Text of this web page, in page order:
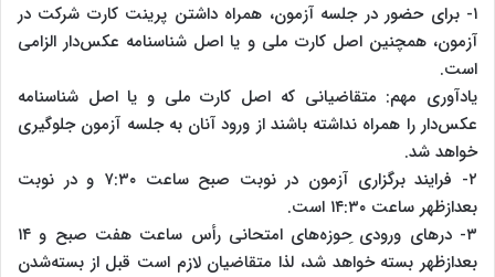
۱- برای حضور در جلسه آزمون، همراه داشتن پرینت کارت شرکت در
آزمون‌، همچنین اصل کارت ملی و یا اصل شناسنامه عکس‌دار الزامی
است.
یادآوری مهم: متقاضیانی که اصل کارت ملی و یا اصل شناسنامه
عکس‌دار را همراه نداشته باشند از ورود آنان به جلسه آزمون جلوگیری
خواهد شد.
۲- فرایند برگزاری آزمون در نوبت صبح ساعت‌ ۷:۳۰ و در نوبت
بعدازظهر ساعت ۱۴:۳۰ است.
۳- درهای ورودی ِحوزه‌های امتحانی رأس‌ ساعت‌ هفت صبح و ۱۴
بعدازظهر بسته خواهد شد، لذا متقاضیان لازم است قبل از بسته‌شدن